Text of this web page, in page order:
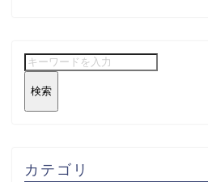
検索
カテゴリ